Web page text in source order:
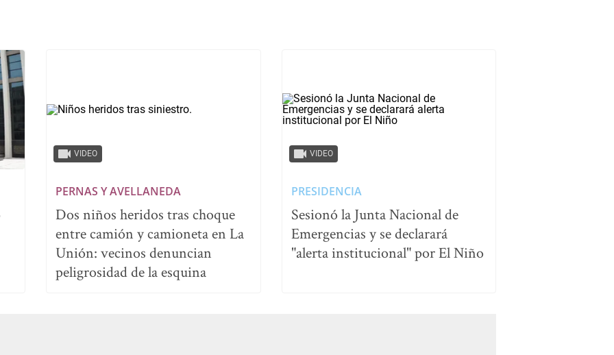
VIDEO
PERNAS Y AVELLANEDA
Dos niños heridos tras choque
entre camión y camioneta en La
Unión: vecinos denuncian
peligrosidad de la esquina
VIDEO
PRESIDENCIA
Sesionó la Junta Nacional de
Emergencias y se declarará
"alerta institucional" por El Niño